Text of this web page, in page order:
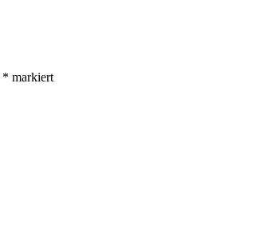
* markiert